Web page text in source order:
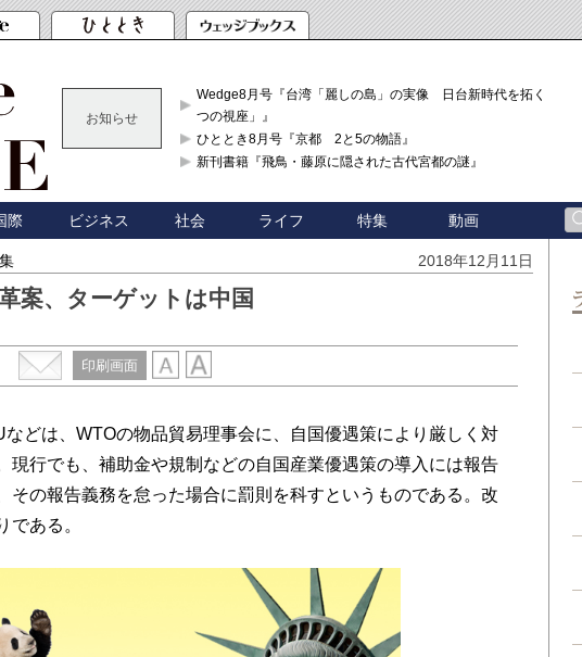
お知らせ
Wedge8月号『台湾「麗しの島」の実像 日台新時代を拓く「3
つの視座」』
ひととき8月号『京都 2と5の物語』
新刊書籍『飛鳥・藤原に隠された古代宮都の謎』
際 ビジネス 社会 ライフ 特集 動画
2018年12月11日
案、ターゲットは中国
印刷画面
どは、WTOの物品貿易理事会に、自国優遇策により厳しく対
現行でも、補助金や規制などの自国産業優遇策の導入には報告
その報告義務を怠った場合に罰則を科すというものである。改
である。